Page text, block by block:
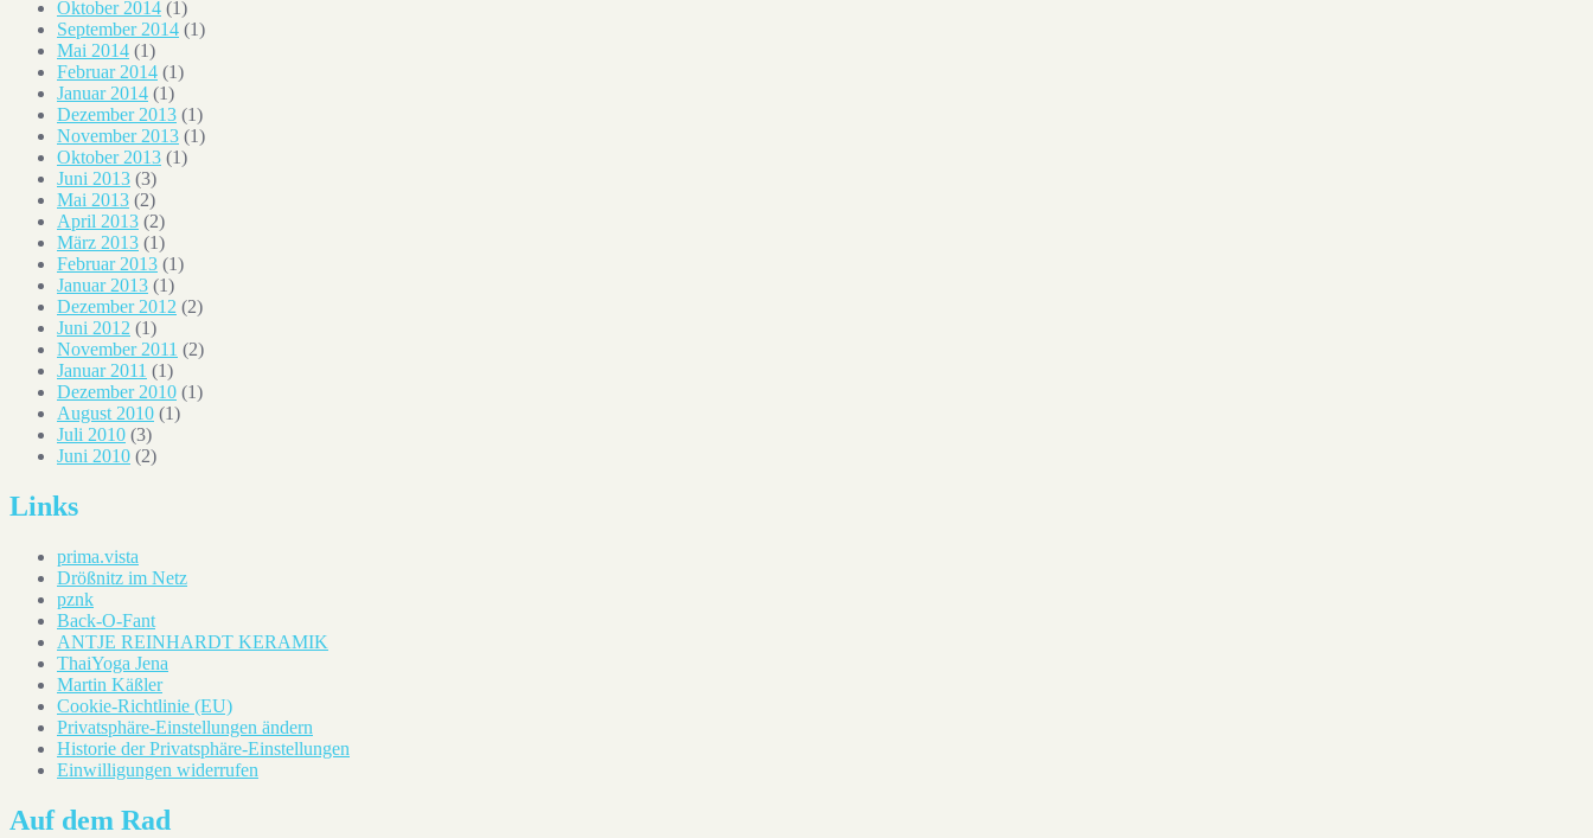
Oktober 2014 (1)
September 2014 (1)
Mai 2014 (1)
Februar 2014 (1)
Januar 2014 (1)
Dezember 2013 (1)
November 2013 (1)
Oktober 2013 (1)
Juni 2013 (3)
Mai 2013 (2)
April 2013 (2)
März 2013 (1)
Februar 2013 (1)
Januar 2013 (1)
Dezember 2012 (2)
Juni 2012 (1)
November 2011 (2)
Januar 2011 (1)
Dezember 2010 (1)
August 2010 (1)
Juli 2010 (3)
Juni 2010 (2)
Links
prima.vista
Drößnitz im Netz
pznk
Back-O-Fant
ANTJE REINHARDT KERAMIK
ThaiYoga Jena
Martin Käßler
Cookie-Richtlinie (EU)
Privatsphäre-Einstellungen ändern
Historie der Privatsphäre-Einstellungen
Einwilligungen widerrufen
Auf dem Rad